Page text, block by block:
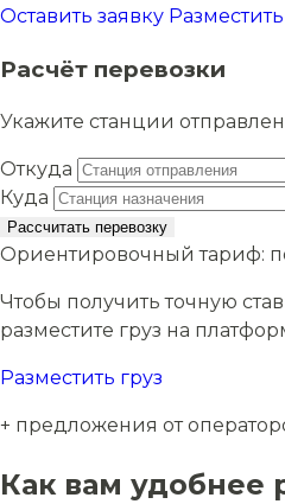
Оставить заявку Разместить
Расчёт перевозки
Укажите станции
Откуда
Куда
Рассчитать перевозку
Ориентировочный тариф:
Чтобы получить точную
разместите груз на
Разместить груз
+ предложения от
Как вам удобнее